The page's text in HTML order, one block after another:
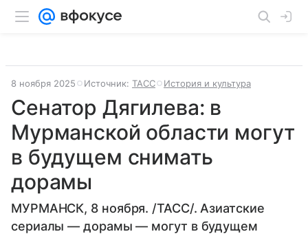
8 ноября 2025 Источник: ТАСС История и культура
Сенатор Дягилева: в
Мурманской области могут
в будущем снимать
дорамы
МУРМАНСК, 8 ноября. /ТАСС/. Азиатские
сериалы — дорамы — могут в будущем